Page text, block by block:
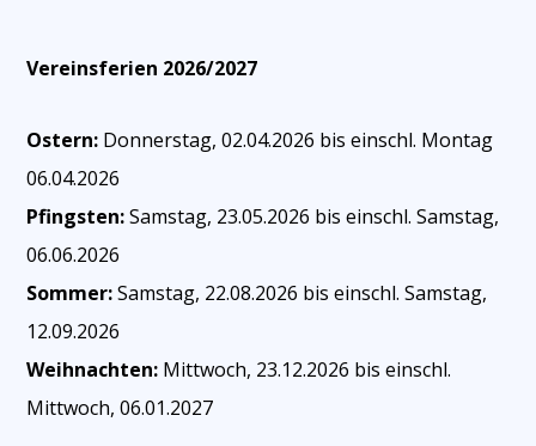
Vereinsferien 2026/2027
Ostern: Donnerstag, 02.04.2026 bis einschl. Montag
06.04.2026
Pfingsten:Samstag, 23.05.2026 bis einschl. Samstag,
06.06.2026
Sommer:Samstag, 22.08.2026 bis einschl. Samstag,
12.09.2026
Weihnachten: Mittwoch, 23.12.2026 bis einschl.
Mittwoch, 06.01.2027